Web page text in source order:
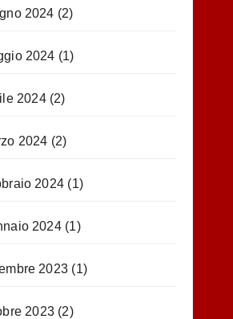
2024 (2)
2024 (1)
2024(2)
2024 (2)
2024 (1)
2024(1)
2023 (1)
2023(2)